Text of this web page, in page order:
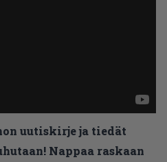
uutiskirje ja tiedät
Nappaa raskaan